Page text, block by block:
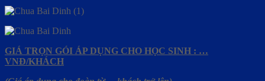
GIÁ TRỌN GÓI ÁP DỤNG CHO HỌC SINH : …
VNĐ/KHÁCH